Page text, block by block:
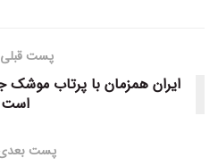
پست قبلی
ایران همزمان با پرتاب موشک
است
پست